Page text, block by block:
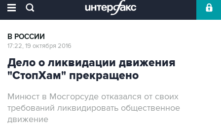
В РОССИИ
17:22, 19 октября 2016
Дело о ликвидации движения
"СтопХам" прекращено
Минюст в Мосгорсуде отказался от своих
требований ликвидировать общественное
движение